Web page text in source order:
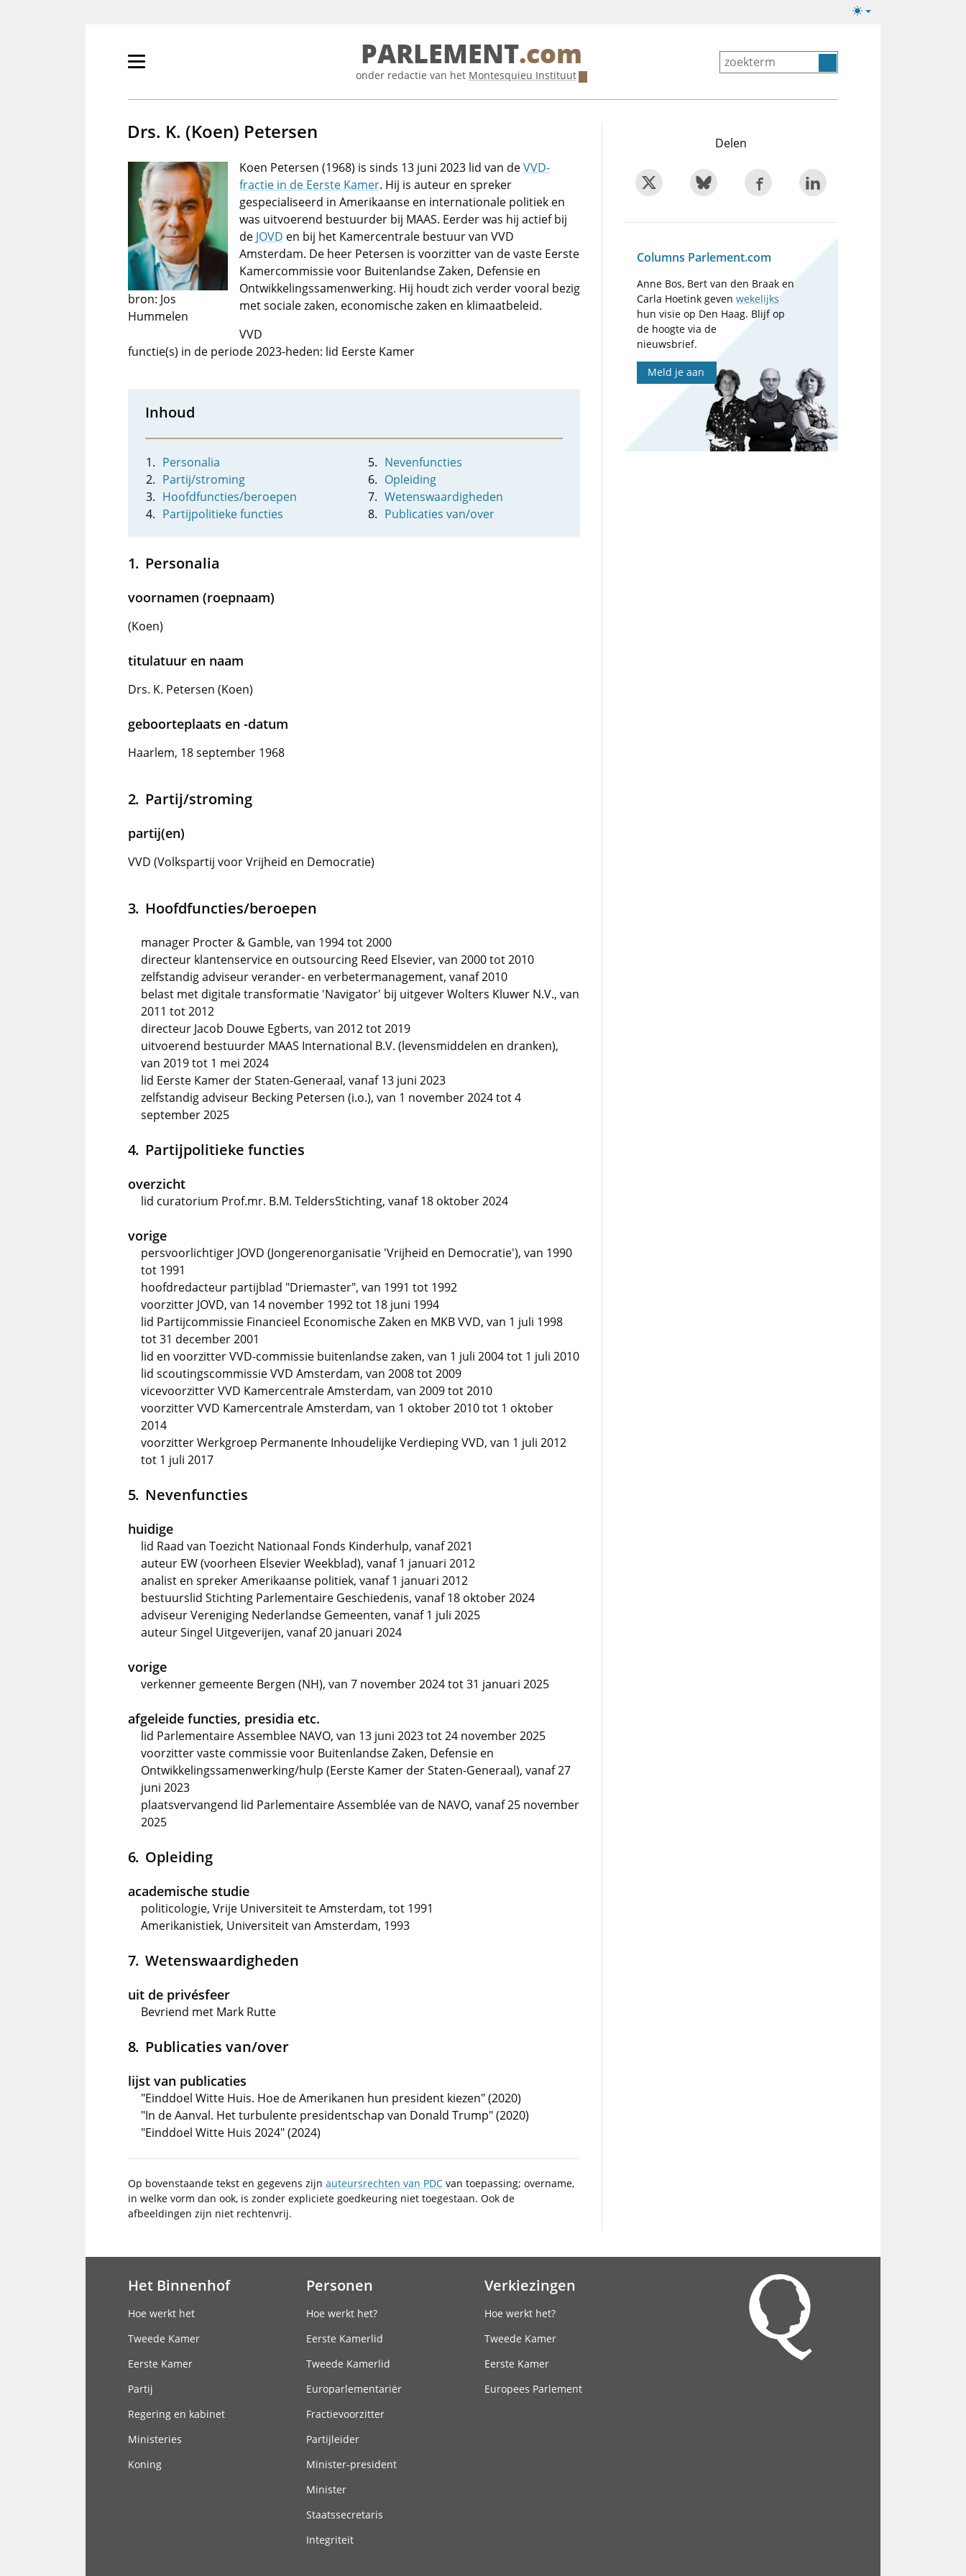
Lichte/donkere
Primair
tonen/verbergen
PARLEMENT.com
onder redactie van het Montesquieu Instituut
Drs. K. (Koen) Petersen
bron: Jos
Hummelen
Koen Petersen (1968) is sinds 13 juni 2023 lid van deVVD-
fractie in de Eerste Kamer. Hij is auteur en spreker
gespecialiseerd in Amerikaanse en internationale politiek en
was uitvoerend bestuurder bij MAAS. Eerder was hij actief bij
de JOVD en bij het Kamercentrale bestuur van VVD
Amsterdam. De heer Petersen is voorzitter van de vaste Eerste
Kamercommissie voor Buitenlandse Zaken, Defensie en
Ontwikkelingssamenwerking. Hij houdt zich verder vooral bezig
met sociale zaken, economische zaken en klimaatbeleid.
VVD
functie(s) in de periode 2023-heden: lid Eerste Kamer
Inhoud
Personalia
Partij/stroming
Hoofdfuncties/beroepen
Partijpolitieke functies
Nevenfuncties
Opleiding
Wetenswaardigheden
Publicaties van/over
Personalia
voornamen (roepnaam)
(Koen)
titulatuur en naam
Drs. K. Petersen (Koen)
geboorteplaats en -datum
Haarlem, 18 september 1968
Partij/stroming
partij(en)
VVD (Volkspartij voor Vrijheid en Democratie)
Hoofdfuncties/beroepen
manager Procter & Gamble, van 1994 tot 2000
directeur klantenservice en outsourcing Reed Elsevier, van 2000 tot 2010
zelfstandig adviseur verander- en verbetermanagement, vanaf 2010
belast met digitale transformatie 'Navigator' bij uitgever Wolters Kluwer N.V., van
2011 tot 2012
directeur Jacob Douwe Egberts, van 2012 tot 2019
uitvoerend bestuurder MAAS International B.V. (levensmiddelen en dranken),
van 2019 tot 1 mei 2024
lid Eerste Kamer der Staten-Generaal, vanaf 13 juni 2023
zelfstandig adviseur Becking Petersen (i.o.), van 1 november 2024 tot 4
september 2025
Partijpolitieke functies
overzicht
lid curatorium Prof.mr. B.M. TeldersStichting, vanaf 18 oktober 2024
vorige
persvoorlichtiger JOVD (Jongerenorganisatie 'Vrijheid en Democratie'), van 1990
tot 1991
hoofdredacteur partijblad "Driemaster", van 1991 tot 1992
voorzitter JOVD, van 14 november 1992 tot 18 juni 1994
lid Partijcommissie Financieel Economische Zaken en MKB VVD, van 1 juli 1998
tot 31 december 2001
lid en voorzitter VVD-commissie buitenlandse zaken, van 1 juli 2004 tot 1 juli 2010
lid scoutingscommissie VVD Amsterdam, van 2008 tot 2009
vicevoorzitter VVD Kamercentrale Amsterdam, van 2009 tot 2010
voorzitter VVD Kamercentrale Amsterdam, van 1 oktober 2010 tot 1 oktober
2014
voorzitter Werkgroep Permanente Inhoudelijke Verdieping VVD, van 1 juli 2012
tot 1 juli 2017
Nevenfuncties
huidige
lid Raad van Toezicht Nationaal Fonds Kinderhulp, vanaf 2021
auteur EW (voorheen Elsevier Weekblad), vanaf 1 januari 2012
analist en spreker Amerikaanse politiek, vanaf 1 januari 2012
bestuurslid Stichting Parlementaire Geschiedenis, vanaf 18 oktober 2024
adviseur Vereniging Nederlandse Gemeenten, vanaf 1 juli 2025
auteur Singel Uitgeverijen, vanaf 20 januari 2024
vorige
verkenner gemeente Bergen (NH), van 7 november 2024 tot 31 januari 2025
afgeleide functies, presidia etc.
lid Parlementaire Assemblee NAVO, van 13 juni 2023 tot 24 november 2025
voorzitter vaste commissie voor Buitenlandse Zaken, Defensie en
Ontwikkelingssamenwerking/hulp (Eerste Kamer der Staten-Generaal), vanaf 27
juni 2023
plaatsvervangend lid Parlementaire Assemblée van de NAVO, vanaf 25 november
2025
Opleiding
academische studie
politicologie, Vrije Universiteit te Amsterdam, tot 1991
Amerikanistiek, Universiteit van Amsterdam, 1993
Wetenswaardigheden
uit de privésfeer
Bevriend met Mark Rutte
Publicaties van/over
lijst van publicaties
"Einddoel Witte Huis. Hoe de Amerikanen hun president kiezen" (2020)
"In de Aanval. Het turbulente presidentschap van Donald Trump" (2020)
"Einddoel Witte Huis 2024" (2024)
Op bovenstaande tekst en gegevens zijn auteursrechten van PDC van toepassing; overname,
in welke vorm dan ook, is zonder expliciete goedkeuring niet toegestaan. Ook de
afbeeldingen zijn niet rechtenvrij.
Delen
Columns Parlement.com
Anne Bos, Bert van den Braak en
Carla Hoetink gevenwekelijks
hun visie op Den Haag. Blijf op
de hoogte via de
nieuwsbrief.
Meld je aan
Het Binnenhof
Hoe werkt het
Tweede Kamer
Eerste Kamer
Partij
Regering en kabinet
Ministeries
Koning
Personen
Hoe werkt het?
Eerste Kamerlid
Tweede Kamerlid
Europarlementariër
Fractievoorzitter
Partijleider
Minister-president
Minister
Staatssecretaris
Integriteit
Verkiezingen
Hoe werkt het?
Tweede Kamer
Eerste Kamer
Europees Parlement